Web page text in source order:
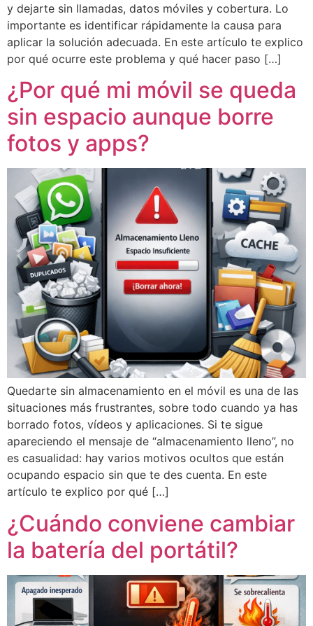
y dejarte sin llamadas, datos móviles y cobertura. Lo
importante es identificar rápidamente la causa para
aplicar la solución adecuada. En este artículo te explico
por qué ocurre este problema y qué hacer paso […]
¿Por qué mi móvil se queda
sin espacio aunque borre
fotos y apps?
Quedarte sin almacenamiento en el móvil es una de las
situaciones más frustrantes, sobre todo cuando ya has
borrado fotos, vídeos y aplicaciones. Si te sigue
apareciendo el mensaje de “almacenamiento lleno”, no
es casualidad: hay varios motivos ocultos que están
ocupando espacio sin que te des cuenta. En este
artículo te explico por qué […]
¿Cuándo conviene cambiar
la batería del portátil?